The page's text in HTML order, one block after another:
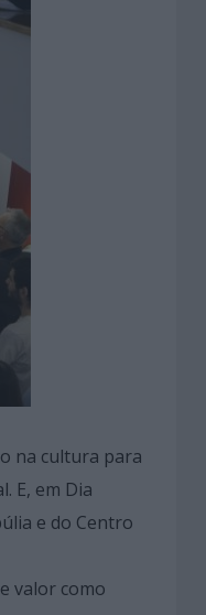
na cultura para
E, em Dia
e do Centro
valor como